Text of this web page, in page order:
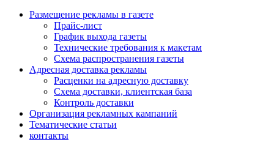
Размещение рекламы в газете
Прайс-лист
График выхода газеты
Технические требования к макетам
Схема распространения газеты
Адресная доставка рекламы
Расценки на адресную доставку
Схема доставки, клиентская база
Контроль доставки
Организация рекламных кампаний
Тематические статьи
контакты